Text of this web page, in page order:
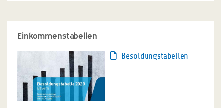
Einkommenstabellen
Besoldungstabellen